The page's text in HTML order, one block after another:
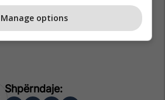
Manage options